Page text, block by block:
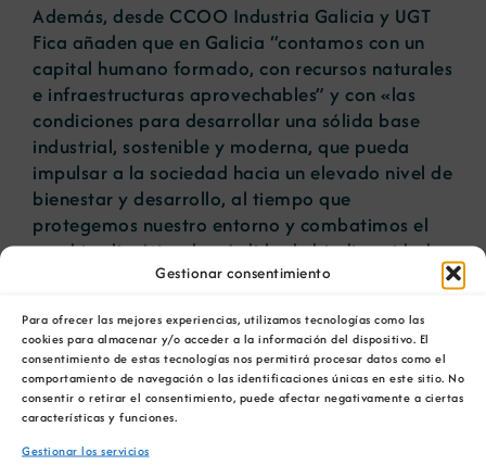
Gestionar consentimiento
Para ofrecer las mejores experiencias, utilizamos tecnologías como las
cookies para almacenar y/o acceder a la información del dispositivo. El
consentimiento de estas tecnologías nos permitirá procesar datos como el
comportamiento de navegación o las identificaciones únicas en este sitio. No
consentir o retirar el consentimiento, puede afectar negativamente a ciertas
características y funciones.
Gestionar los servicios
Además, desde CCOO Industria Galicia y UGT
Fica añaden que en Galicia “contamos con un
capital humano formado, con recursos naturales
e infraestructuras aprovechables” y con «las
condiciones para desarrollar una sólida base
industrial, sostenible y moderna, que pueda
impulsar a la sociedad hacia un elevado nivel de
bienestar y desarrollo, al tiempo que
protegemos nuestro entorno y combatimos el
cambio climático, la pérdida de biodiversidad y
otros problemas medioambientales que nos
En este punto, indican que “el desarrollo
industrial de Galicia precisa de un gran acuerdo
entre los agentes políticos, económicos y
sociales, a lo que las organizaciones sindicales
de clase debemos contribuir. Galicia tiene